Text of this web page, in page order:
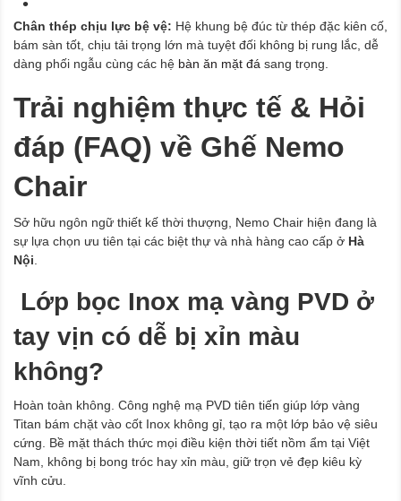
Chân thép chịu lực bệ vệ: Hệ khung bệ đúc từ thép đặc kiên cố,
bám sàn tốt, chịu tải trọng lớn mà tuyệt đối không bị rung lắc, dễ
dàng phối ngẫu cùng các hệ bàn ăn mặt đá sang trọng.
Trải nghiệm thực tế & Hỏi
đáp (FAQ) về Ghế Nemo
Chair
Sở hữu ngôn ngữ thiết kế thời thượng, Nemo Chair hiện đang là
sự lựa chọn ưu tiên tại các biệt thự và nhà hàng cao cấp ở Hà
Nội
Lớp bọc Inox mạ vàng PVD ở
tay vịn có dễ bị xỉn màu
không?
Hoàn toàn không. Công nghệ mạ PVD tiên tiến giúp lớp vàng
Titan bám chặt vào cốt Inox không gỉ, tạo ra một lớp bảo vệ siêu
cứng. Bề mặt thách thức mọi điều kiện thời tiết nồm ẩm tại Việt
Nam, không bị bong tróc hay xỉn màu, giữ trọn vẻ đẹp kiêu kỳ
vĩnh cửu.